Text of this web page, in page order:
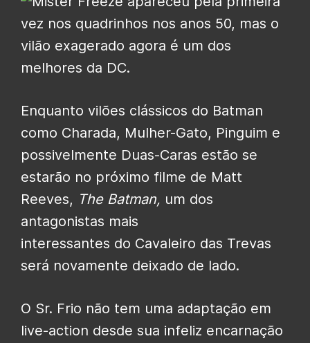
Enquanto vilões clássicos do Batman
como Charada, Mulher-Gato, Pinguim e
possivelmente Duas-Caras estão se
estarão no próximo filme de Matt
Reeves, The Batman, um dos
antagonistas mais
interessantes do Cavaleiro das Trevas
será novamente deixado de lado.
O Sr. Frio não tem uma adaptação em
live-action desde sua infeliz encarnação